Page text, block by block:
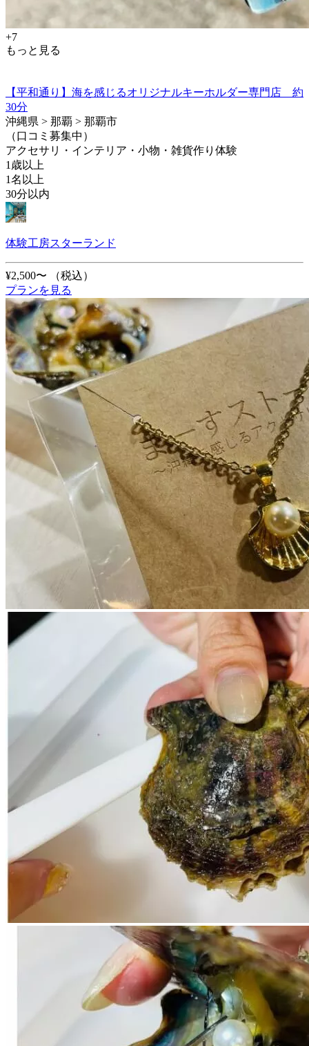
+7
もっと見る
【平和通り】海を感じるオリジナルキーホルダー専門店 約
30分
沖縄県 > 那覇 > 那覇市
（口コミ募集中）
アクセサリ・インテリア・小物・雑貨作り体験
1歳以上
1名以上
30分以内
体験工房スターランド
¥2,500〜
（税込）
プランを見る